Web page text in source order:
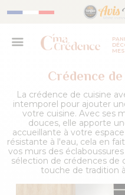
Crédence
La crédence de cuisine
intemporel pour ajouter
votre cuisine. Avec ses
douces, elle apporte
accueillante à votre
résistante à l'eau, cela en
vos murs des
sélection de crédences de
touche de tradition